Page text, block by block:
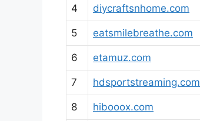
4 diycraftsnhome.com
5 eatsmilebreathe.com
6 etamuz.com
7 hdsportstreaming.com
8 hibooox.com